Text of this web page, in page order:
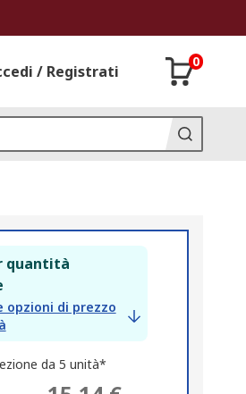
/ Registrati
0
quantità
opzioni di prezzo
da 5 unità*